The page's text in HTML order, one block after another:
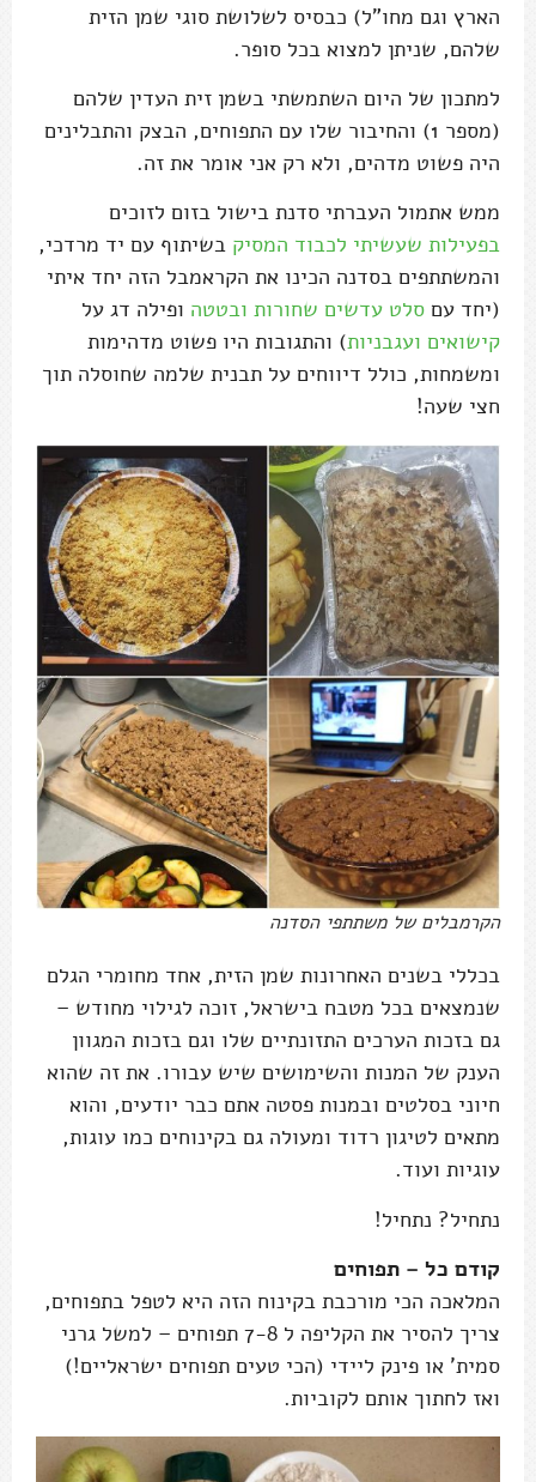
הארץ וגם מחו"ל) כבסיס לשלושת סוגי שמן הזית
שלהם, שניתן למצוא בכל סופר.
למתכון של היום השתמשתי בשמן זית העדין שלהם
(מספר 1) והחיבור שלו עם התפוחים, הבצק והתבלינים
היה פשוט מדהים, ולא רק אני אומר את זה.
ממש אתמול העברתי סדנת בישול בזום לזוכים
בפעילות שעשיתי לכבוד המסיק בשיתוף עם יד מרדכי,
והמשתתפים בסדנה הכינו את הקראמבל הזה יחד איתי
(יחד עם סלט עדשים שחורות ובטטה ופילה דג על
קישואים ועגבניות) והתגובות היו פשוט מדהימות
ומשמחות, כולל דיווחים על תבנית שלמה שחוסלה תוך
חצי שעה!
הקרמבלים של משתתפי הסדנה
בכללי בשנים האחרונות שמן הזית, אחד מחומרי הגלם
שנמצאים בכל מטבח בישראל, זוכה לגילוי מחודש –
גם בזכות הערכים התזונתיים שלו וגם בזכות המגוון
הענק של המנות והשימושים שיש עבורו. את זה שהוא
חיוני בסלטים ובמנות פסטה אתם כבר יודעים, והוא
מתאים לטיגון רדוד ומעולה גם בקינוחים כמו עוגות,
עוגיות ועוד.
נתחיל? נתחיל!
קודם כל – תפוחים
המלאכה הכי מורכבת בקינוח הזה היא לטפל בתפוחים,
צריך להסיר את הקליפה ל 7-8 תפוחים – למשל גרני
סמית' או פינק ליידי (הכי טעים תפוחים ישראליים!)
ואז לחתוך אותם לקוביות.